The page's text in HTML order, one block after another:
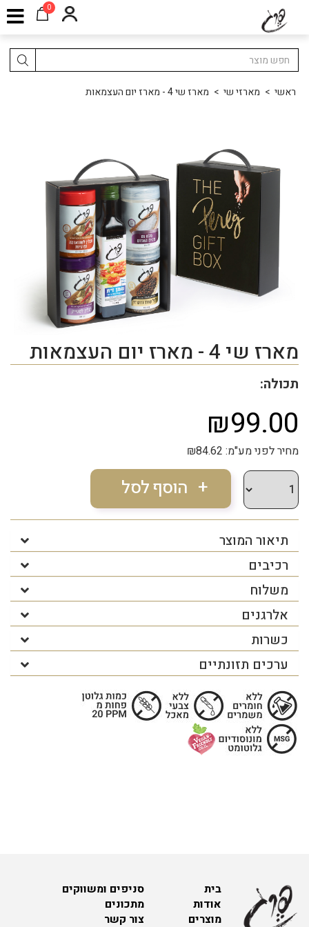
0
ראשי > מארזי שי > מארז שי 4 - מארז יום העצמאות
מארז שי 4 - מארז יום העצמאות
תכולה:
₪99.00
מחיר לפני מע"מ: ₪84.62
תיאור המוצר
רכיבים
משלוח
אלרגנים
כשרות
ערכים תזונתיים
סניפים ומשווקים
מתכונים
צור קשר
בית
אודות
מוצרים